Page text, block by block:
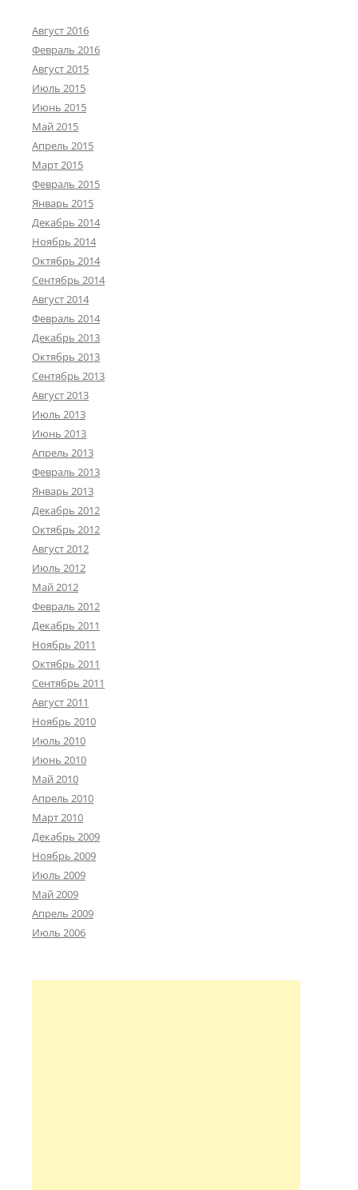
Август 2016
Февраль 2016
Август 2015
Июль 2015
Июнь 2015
Май 2015
Апрель 2015
Март 2015
Февраль 2015
Январь 2015
Декабрь 2014
Ноябрь 2014
Октябрь 2014
Сентябрь 2014
Август 2014
Февраль 2014
Декабрь 2013
Октябрь 2013
Сентябрь 2013
Август 2013
Июль 2013
Июнь 2013
Апрель 2013
Февраль 2013
Январь 2013
Декабрь 2012
Октябрь 2012
Август 2012
Июль 2012
Май 2012
Февраль 2012
Декабрь 2011
Ноябрь 2011
Октябрь 2011
Сентябрь 2011
Август 2011
Ноябрь 2010
Июль 2010
Июнь 2010
Май 2010
Апрель 2010
Март 2010
Декабрь 2009
Ноябрь 2009
Июль 2009
Май 2009
Апрель 2009
Июль 2006